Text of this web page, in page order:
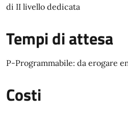
di II livello dedicata
Tempi di attesa
P-Programmabile: da erogare
Costi